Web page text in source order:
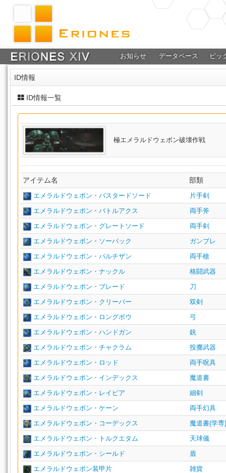
お知らせ データベース ピッ
ID情報
ID情報一覧
極エメラルドウェポン破壊作戦
アイテム名 部類
エメラルドウェポン・バスタードソード
片手剣
エメラルドウェポン・バトルアクス
両手斧
エメラルドウェポン・グレートソード
両手剣
エメラルドウェポン・ソーバック
ガンブレ
エメラルドウェポン・パルチザン
両手槍
エメラルドウェポン・ナックル
格闘武器
エメラルドウェポン・ブレード
刀
エメラルドウェポン・クリーバー
双剣
エメラルドウェポン・ロングボウ
弓
エメラルドウェポン・ハンドガン
銃
エメラルドウェポン・チャクラム
投擲武器
エメラルドウェポン・ロッド
両手呪具
エメラルドウェポン・インデックス
魔道書
エメラルドウェポン・レイピア
細剣
エメラルドウェポン・ケーン
両手幻具
エメラルドウェポン・コーデックス
魔道書(学専)
エメラルドウェポン・トルクエタム
天球儀
エメラルドウェポン・シールド
盾
エメラルドウェポン装甲片
雑貨